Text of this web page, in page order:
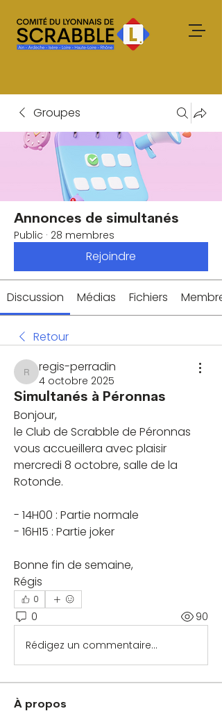
Groupes
Annonces de simultanés
Public · 28 membres
Rejoindre
Discussion Médias Fichiers
Retour
regis-perradin
regis-perradin
4 octobre 2025
Simultanés à Péronnas
‌Bonjour,
le Club de Scrabble de Péronnas
vous accueillera avec plaisir
mercredi 8 octobre, salle de la
Rotonde.
- 14H00 : Partie normale
- 16H15 : Partie joker
Bonne fin de semaine,
Régis
0
0 90
Rédigez un commentaire...
À propos